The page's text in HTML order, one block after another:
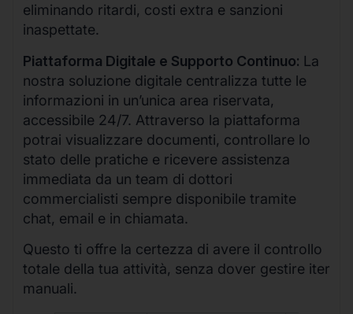
eliminando ritardi, costi extra e sanzioni
inaspettate.
Piattaforma Digitale e Supporto Continuo: La
nostra soluzione digitale centralizza tutte le
informazioni in un’unica area riservata,
accessibile 24/7. Attraverso la piattaforma
potrai visualizzare documenti, controllare lo
stato delle pratiche e ricevere assistenza
immediata da un team di dottori
commercialisti sempre disponibile tramite
chat, email e in chiamata.
Questo ti offre la certezza di avere il controllo
totale della tua attività, senza dover gestire iter
manuali.